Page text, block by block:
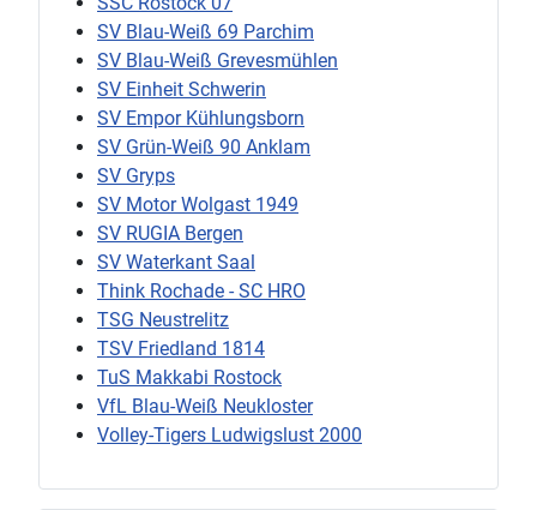
SV Blau-Weiß 69 Parchim
SV Blau-Weiß Grevesmühlen
SV Einheit Schwerin
SV Empor Kühlungsborn
SV Grün-Weiß 90 Anklam
SV Gryps
SV Motor Wolgast 1949
SV RUGIA Bergen
SV Waterkant Saal
Think Rochade - SC HRO
TSG Neustrelitz
TSV Friedland 1814
TuS Makkabi Rostock
VfL Blau-Weiß Neukloster
Volley-Tigers Ludwigslust 2000